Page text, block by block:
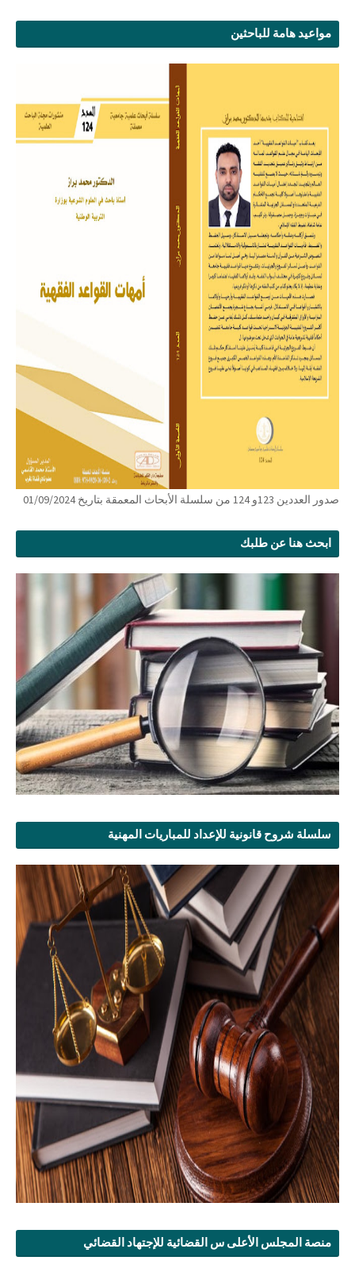
مواعيد هامة للباحثين
صدور العددين 123و 124 من سلسلة الأبحاث المعمقة بتاريخ 01/09/2024
ابحث هنا عن طلبك
سلسلة شروح قانونية للإعداد للمباريات المهنية
منصة المجلس الأعلى س القضائية للإجتهاد القضائي